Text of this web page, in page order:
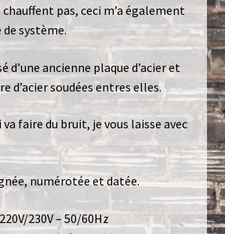
pas, ceci m’a également
système.
d’une ancienne plaque d’acier et
d’acier soudées entres elles.
faire du bruit, je vous laisse avec
numérotée et datée.
230V – 50/60Hz